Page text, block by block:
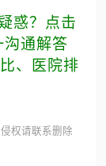
惑？点击
沟通解答
、医院排
权请联系删除